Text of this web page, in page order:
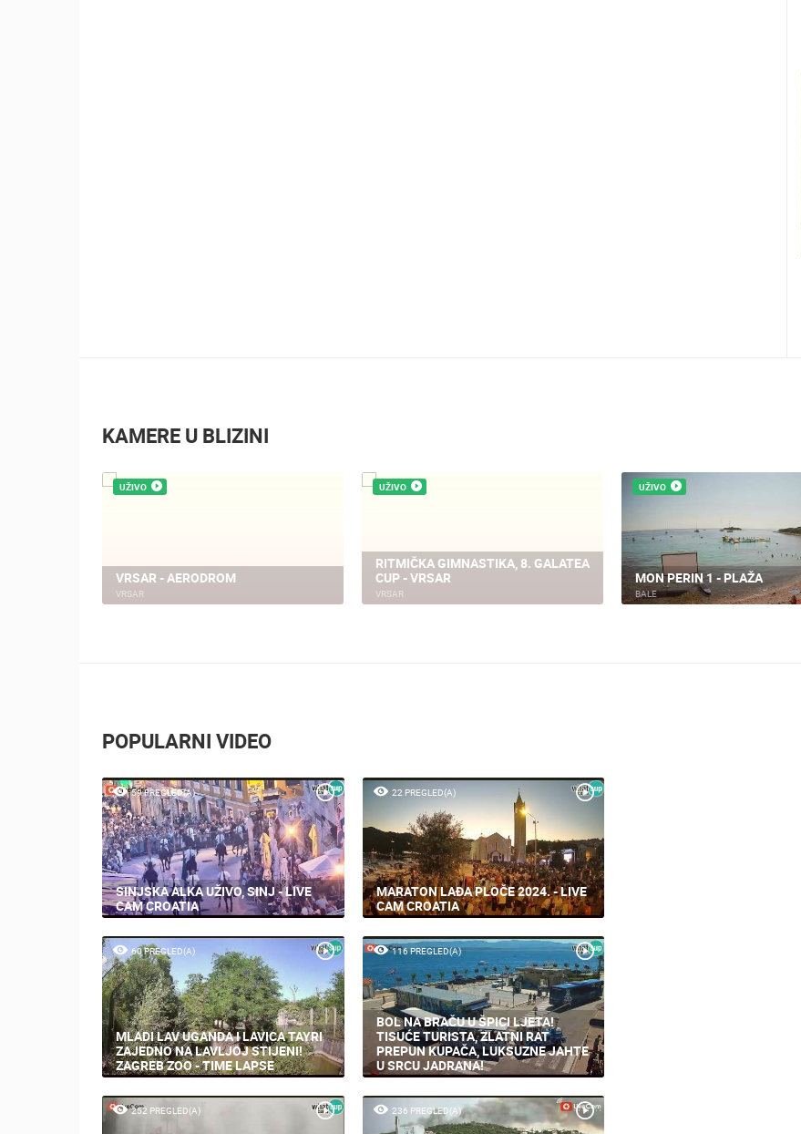
KAMERE U BLIZINI
UŽIVO
VRSAR - AERODROM
VRSAR
UŽIVO
RITMIČKA GIMNASTIKA, 8. GALATEA
CUP - VRSAR
VRSAR
UŽIVO
MON PERIN 1 - PLAŽA
BALE
POPULARNI VIDEO
59 PREGLED(A)
SINJSKA ALKA UŽIVO, SINJ - LIVE
CAM CROATIA
22 PREGLED(A)
MARATON LAĐA PLOČE 2024. - LIVE
CAM CROATIA
60 PREGLED(A)
MLADI LAV UGANDA I LAVICA TAYRI
ZAJEDNO NA LAVLJOJ STIJENI!
ZAGREB ZOO - TIME LAPSE
116 PREGLED(A)
BOL NA BRAČU U ŠPICI LJETA!
TISUĆE TURISTA, ZLATNI RAT
PREPUN KUPAČA, LUKSUZNE JAHTE
U SRCU JADRANA!
252 PREGLED(A) 236 PREGLED(A)